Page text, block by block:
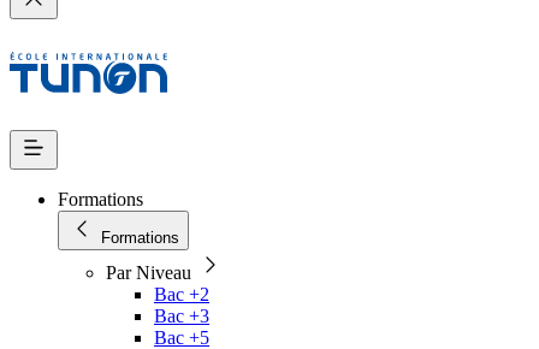
Formations
Formations
Par Niveau
Bac +2
Bac +3
Bac +5